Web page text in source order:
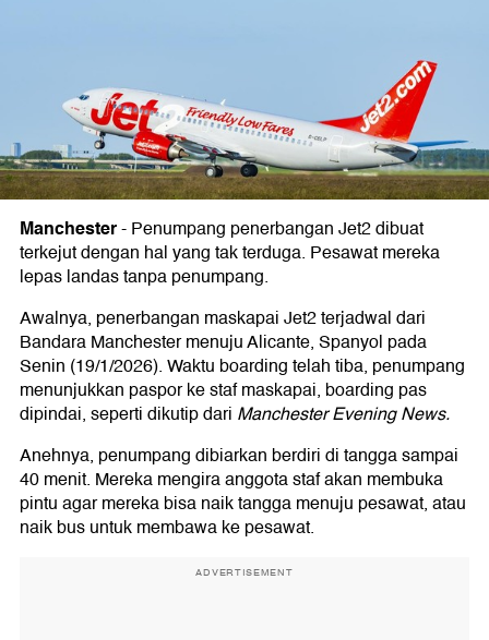
Manchester-Penumpang penerbangan Jet2 dibuat
terkejut dengan hal yang tak terduga. Pesawat mereka
lepas landas tanpa penumpang.
Awalnya, penerbangan maskapai Jet2 terjadwal dari
Bandara Manchester menuju Alicante, Spanyol pada
Senin (19/1/2026). Waktu boarding telah tiba, penumpang
menunjukkan paspor ke staf maskapai, boarding pas
dipindai, seperti dikutip dari Manchester Evening News.
Anehnya, penumpang dibiarkan berdiri di tangga sampai
40 menit. Mereka mengira anggota staf akan membuka
pintu agar mereka bisa naik tangga menuju pesawat, atau
naik bus untuk membawa ke pesawat.
ADVERTISEMENT